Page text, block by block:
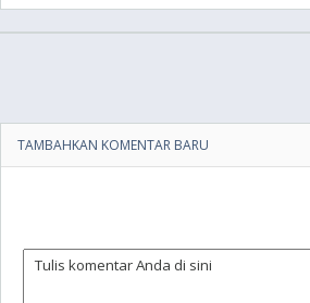
TAMBAHKAN KOMENTAR BARU